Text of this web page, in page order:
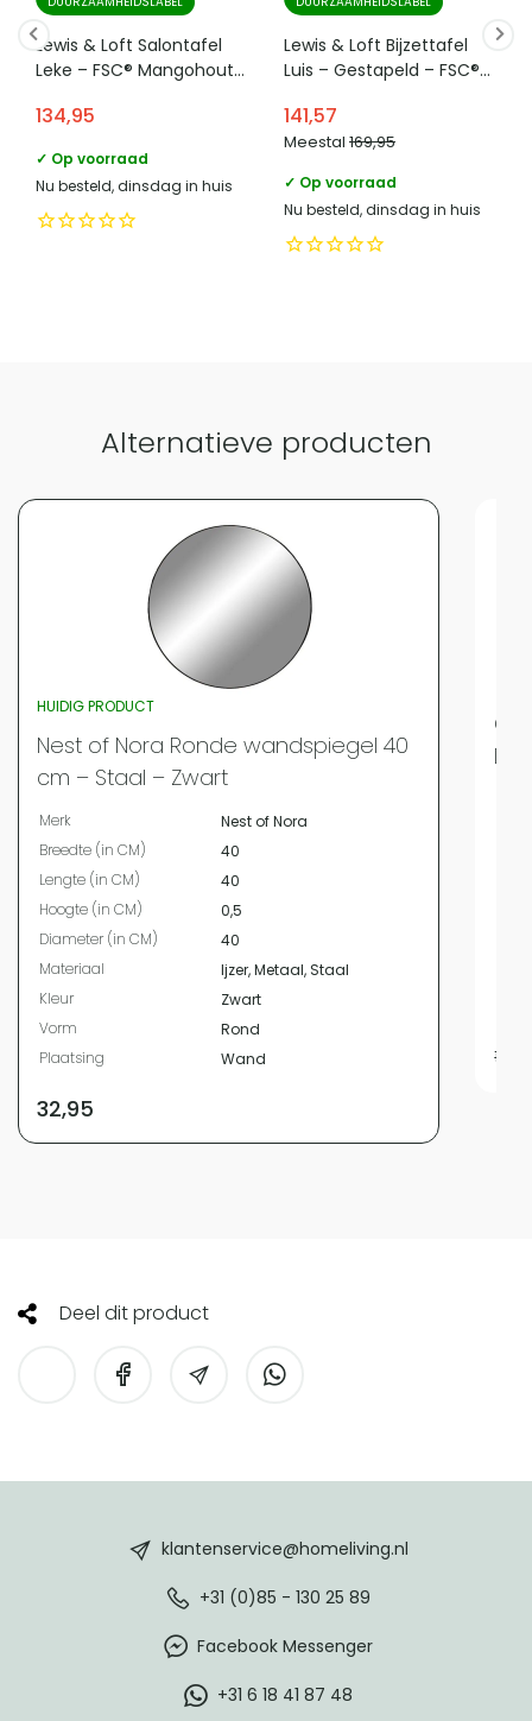
e mailadres verantwoordelijke
marktdeelnemer in de eu
product-
compliance@homeliving.nl
marktdeelnemer in de eu
+31 (0)85 - 130 25 740
Categorie
Vergelijk met alternatieven
toe.
fotolijsten, posters of wandplanken in een gallery wall. De
zwarte metalen rand zorgt daarbij voor een rustig en
Lewis & Loft Salontafel
Leke – FSC® Mangohout
134,95
✓ Op voorraad
Nu besteld, dinsdag in huis
Lewis & Loft Bijzettafel
Luis – Gestapeld – FSC®
Naturel mat
141,57
Meestal 169,95
✓ Op voorraad
Nu besteld, dinsdag in huis
Alternatieve producten
HUIDIG PRODUCT
Nest of Nora Ronde wandspiegel 40
cm – Staal – Zwart
Merk
Nest of Nora
Breedte (in CM)
40
Lengte (in CM)
40
Hoogte (in CM)
0,5
Diameter (in CM)
40
Materiaal
Ijzer, Metaal, Staal
Kleur
Zwart
Vorm
Rond
Plaatsing
Wand
32,95
19,95
Deel dit product
klantenservice@homeliving.nl
+31 (0)85 - 130 25 89
Facebook Messenger
+31 6 18 41 87 48